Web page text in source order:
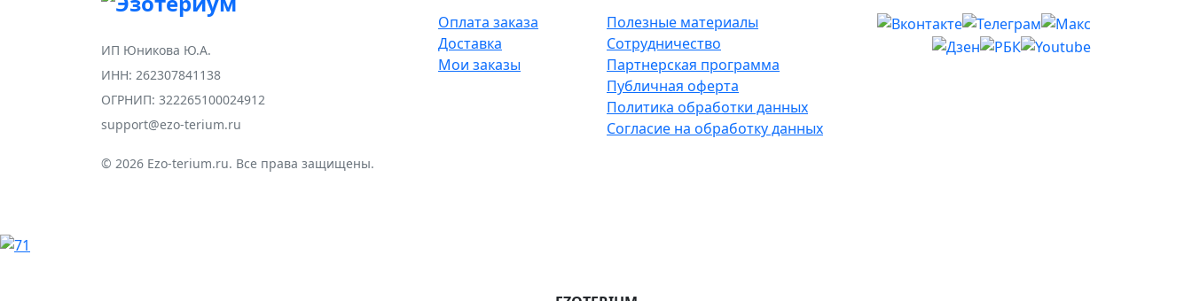
ИП Юникова Ю.А.
ИНН: 262307841138
ОГРНИП: 322265100024912
support@ezo-terium.ru
© 2026 Ezo-terium.ru. Все права защищены.
Оплата заказа
Доставка
Мои заказы
Полезные материалы
Сотрудничество
Партнерская программа
Публичная оферта
Политика обработки данных
Согласие на обработку данных